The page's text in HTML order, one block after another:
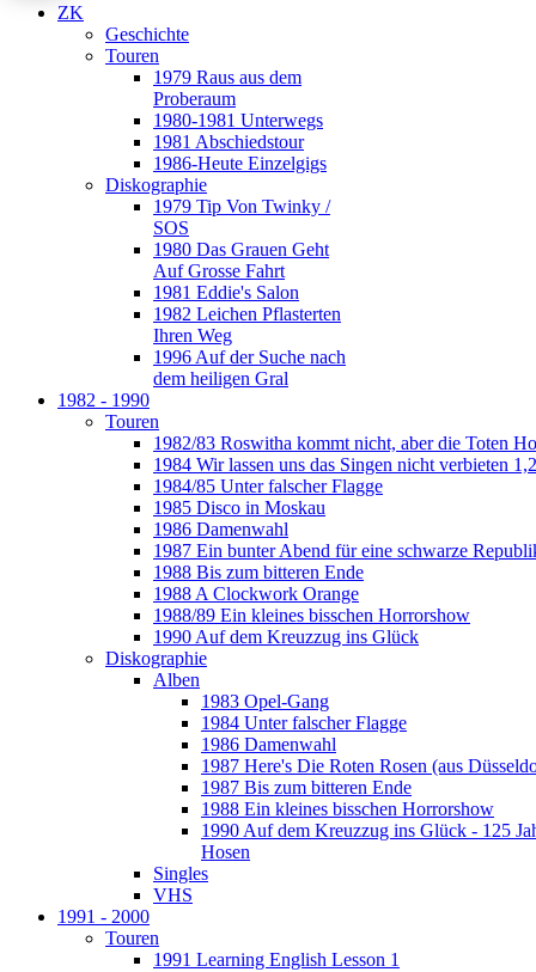
ZK
Geschichte
Touren
1979 Raus aus dem
Proberaum
1980-1981 Unterwegs
1981 Abschiedstour
1986-Heute Einzelgigs
Diskographie
1979 Tip Von Twinky /
SOS
1980 Das Grauen Geht
Auf Grosse Fahrt
1981 Eddie's Salon
1982 Leichen Pflasterten
Ihren Weg
1996 Auf der Suche nach
dem heiligen Gral
1982 - 1990
Touren
1982/83 Roswitha kommt nicht, aber die Toten
1984 Wir lassen uns das Singen nicht verbieten
1984/85 Unter falscher Flagge
1985 Disco in Moskau
1986 Damenwahl
1987 Ein bunter Abend für eine schwarze
1988 Bis zum bitteren Ende
1988 A Clockwork Orange
1988/89 Ein kleines bisschen Horrorshow
1990 Auf dem Kreuzzug ins Glück
Diskographie
Alben
1983 Opel-Gang
1984 Unter falscher Flagge
1986 Damenwahl
1987 Here's Die Roten Rosen (aus
1987 Bis zum bitteren Ende
1988 Ein kleines bisschen Horrorshow
1990 Auf dem Kreuzzug ins Glück - 125
Hosen
Singles
VHS
1991 - 2000
Touren
1991 Learning English Lesson 1